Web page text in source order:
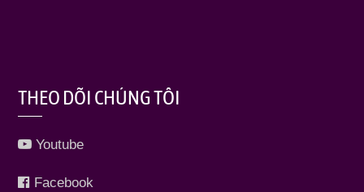
THEO DÕI CHÚNG TÔI
Youtube
Facebook